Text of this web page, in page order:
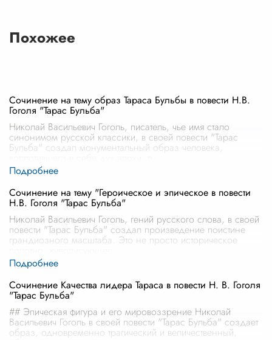
Похожее
Сочинение на тему образ Тараса Бульбы в повести Н.В.
Гоголя "Тарас Бульба"
Николай Васильевич Гоголь, писатель, чье имя стало
синонимом русской классики, в своей повести "Тарас
Бульба" создал монументальный образ человека,
Сочинение на тему "Героическое и эпическое в повести
Н.В. Гоголя "Тарас Бульба"
Николай Васильевич Гоголь, гений русского слова, в своей
повести "Тарас Бульба" создал произведение поистине
грандиозного масштаба. Это не просто историческое
Сочинение Качества лидера Тараса в повести Н. В. Гоголя
"Тарас Бульба"
## Эпическая фигура и его мировоззрение Николай
Васильевич Гоголь в своей повести "Тарас Бульба" создает
образ, одновременно трагический и величественный,